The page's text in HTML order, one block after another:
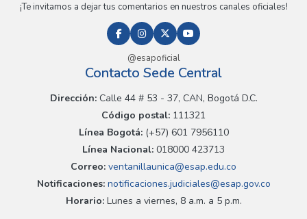
¡Te invitamos a dejar tus comentarios en nuestros canales oficiales!
@esapoficial
Contacto Sede Central
Dirección:Calle 44 # 53 - 37, CAN, Bogotá D.C.
Código postal: 111321
Línea Bogotá:(+57) 601 7956110
Línea Nacional: 018000 423713
Correo: ventanillaunica@esap.edu.co
Notificaciones:notificaciones.judiciales@esap.gov.co
Horario:Lunes a viernes, 8 a.m. a 5 p.m.